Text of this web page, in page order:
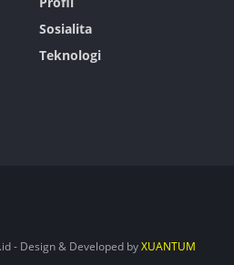
Sosialita
Teknologi
- Design & Developed byXUANTUM